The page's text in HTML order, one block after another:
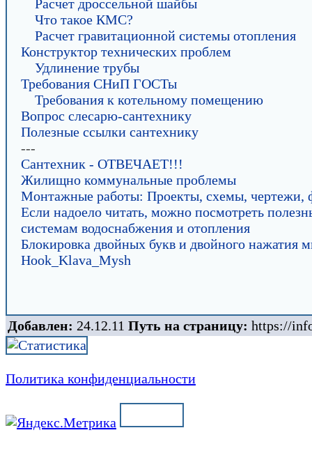
Расчет дроссельной шайбы
Что такое КМС?
Расчет гравитационной системы отопления
Конструктор технических проблем
Удлинение трубы
Требования СНиП ГОСТы
Требования к котельному помещению
Вопрос слесарю-сантехнику
Полезные ссылки сантехнику
---
Сантехник - ОТВЕЧАЕТ!!!
Жилищно коммунальные проблемы
Монтажные работы: Проекты, схемы, чертежи,
Если надоело читать, можно посмотреть
системам водоснабжения и отопления
Блокировка двойных букв и двойного нажатия
Hook_Klava_Mysh
Добавлен: 24.12.11 Путь на страницу: https://
Политика конфиденциальности